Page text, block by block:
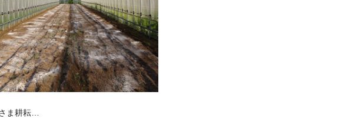
ま耕耘…